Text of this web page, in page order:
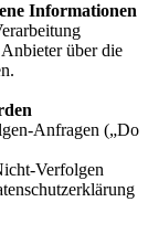
Informationen
über die
Anfragen („Do
Verfolgen